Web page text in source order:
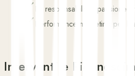
Ex responsabile espansione
Performance marketing per
Interventi e